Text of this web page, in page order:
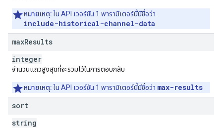
หมายเหตุ: ใน API เวอร์ชัน 1 พารามิเตอร์นี้มีชื่อว่า
include-historical-channel-data
maxResults
integer
จำนวนแถวสูงสุดที่จะรวมไว้ในการตอบกลับ
หมายเหตุ: ใน API เวอร์ชัน 1 พารามิเตอร์นี้มีชื่อว่า max-results
sort
string